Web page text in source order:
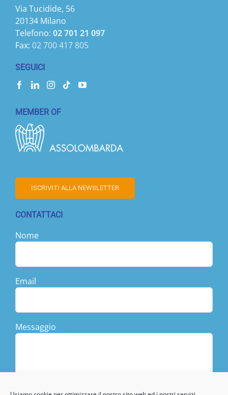
Via Tucidide, 56
20134 Milano
Telefono: 02 701 21 097
Fax: 02 700 417 805
SEGUICI
MEMBER OF
ISCRIVITI ALLA NEWSLETTER
CONTATTACI
Nome
Email
Messaggio